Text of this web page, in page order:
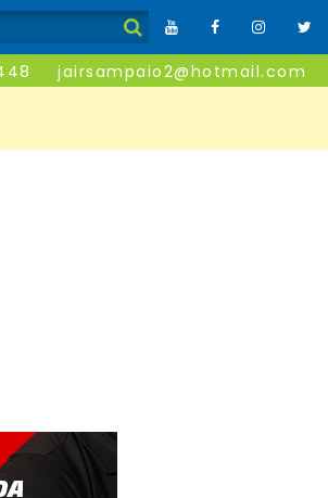
jairsampaio2@hotmail.com